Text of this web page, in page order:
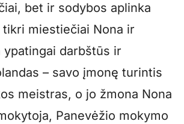
bet ir sodybos aplinka
tikri miestiečiai Nona ir
ypatingai darbštūs ir
– savo įmonę turintis
meistras, o jo žmona Nona
Panevėžio mokymo